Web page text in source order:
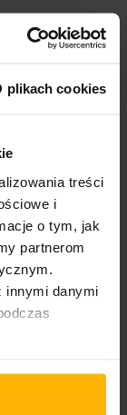
plikach cookies
treści
i
o tym, jak
partnerom
innymi danymi